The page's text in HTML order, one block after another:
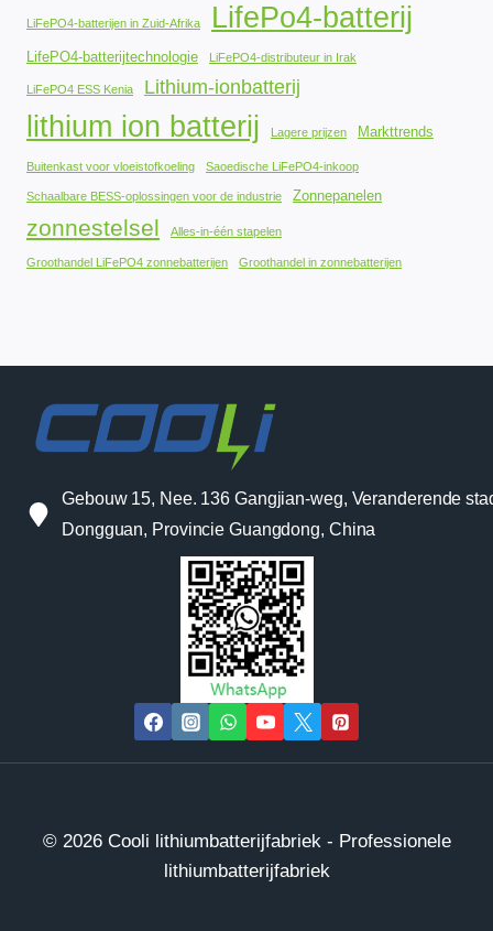
LiFePO4-batterijen in Zuid-Afrika LifePo4-batterij
LifePO4-batterijtechnologie LiFePO4-distributeur in Irak
LiFePO4 ESS Kenia Lithium-ionbatterij
lithium ion batterij Lagere prijzen Markttrends
Buitenkast voor vloeistofkoeling Saoedische LiFePO4-inkoop
Schaalbare BESS-oplossingen voor de industrie Zonnepanelen
zonnestelsel Alles-in-één stapelen
Groothandel LiFePO4 zonnebatterijen Groothandel in zonnebatterijen
Gebouw 15, Nee. 136 Gangjian-weg, Veranderende
Dongguan, Provincie Guangdong, China
© 2026 Cooli lithiumbatterijfabriek - Professionele
lithiumbatterijfabriek